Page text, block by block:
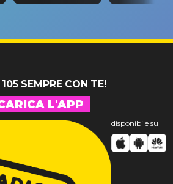
riconferma
fino alla
SEMPRE CON TE!
L'APP
disponibile su